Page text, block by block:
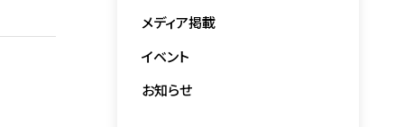
メディア掲載
イベント
お知らせ